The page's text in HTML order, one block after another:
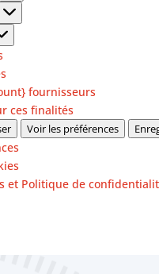
Statistiques
fournisseurs
ces finalités
Voir les préférences
et Politique de